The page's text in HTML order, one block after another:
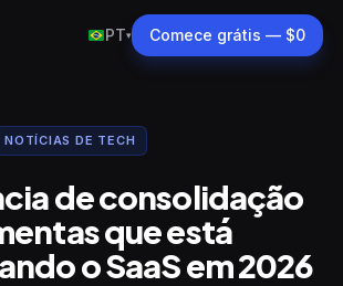
PT▾ Comece grátis — $0
NOTÍCIAS DE TECH
de consolidação
que está
o SaaS em 2026